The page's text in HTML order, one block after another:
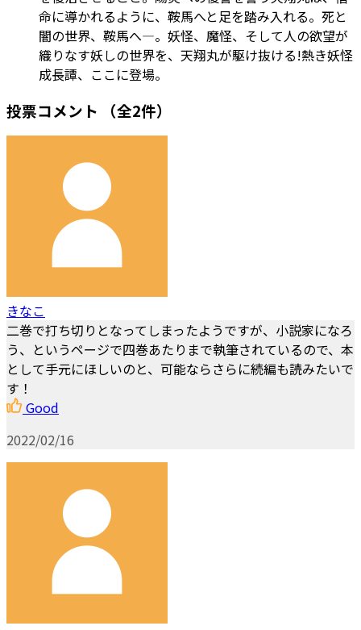
命に導かれるように、鞍馬へと足を踏み入れる。死と
闇の世界、鞍馬へ―。妖怪、魔怪、そして人の欲望が
織りなす妖しの世界を、天翔丸が駆け抜ける!熱き妖怪
成長譚、ここに登場。
投票コメント （全2件）
きなこ
二巻で打ち切りとなってしまったようですが、小説家になろ
う、というページで四巻あたりまで執筆されているので、本
として手元にほしいのと、可能ならさらに続編も読みたいで
す！
Good
2022/02/16